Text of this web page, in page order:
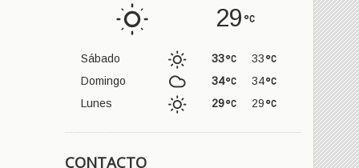
29
Sábado 33
33
Domingo
34
34
Lunes
29
29
CONTACTO